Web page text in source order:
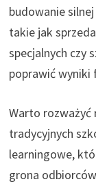
budowanie
takie jak
specjalnych czy
poprawić wyniki
Warto rozważyć
tradycyjnych
learningowe,
grona